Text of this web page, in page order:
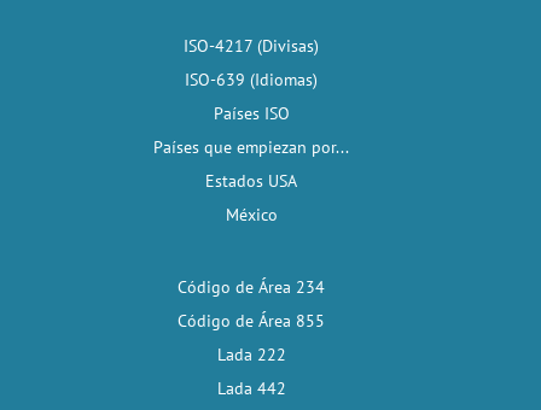
ISO-4217 (Divisas)
ISO-639 (Idiomas)
Países ISO
Países que empiezan por...
Estados USA
México
Código de Área 234
Código de Área 855
Lada 222
Lada 442